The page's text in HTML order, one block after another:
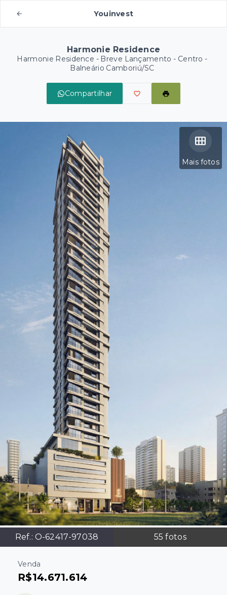
Youinvest
Harmonie Residence
Harmonie Residence - Breve Lançamento - Centro -
Balneário Camboriú/SC
Compartilhar
Mais fotos
Ref.: O-62417-97038 55 fotos
Venda
R$14.671.614